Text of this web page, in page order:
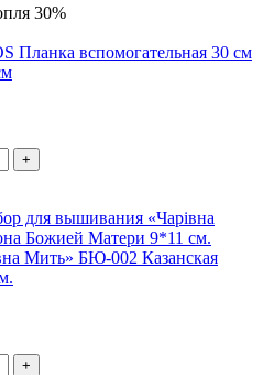
30%
+
Мить» БЮ-002 Казанская
+